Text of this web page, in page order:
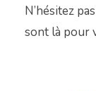
N’hésitez
sont là pour